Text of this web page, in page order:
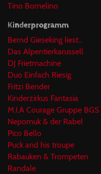
Tino Bomelino
Kinderprogramm
Bernd Gieseking liest...
Das Alpentierkarussell
DJ Frietmachine
Duo Einfach Riesig
Fritzi Bender
Kinderzirkus Fantasia
M.I.A Courage Gruppe BGS
Nepomuk & der Rabel
Pico Bello
Puck and his troupe
Rabauken & Trompeten
Randale